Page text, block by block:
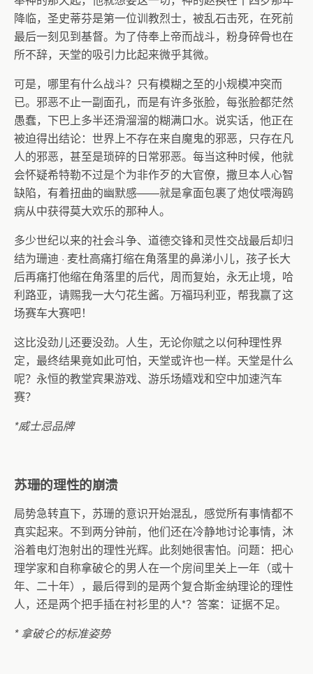
降临，圣史蒂芬是第一位训教烈士，被乱石击死，在死前
最后一刻见到基督。为了侍奉上帝而战斗，粉身碎骨也在
所不辞，天堂的吸引力比起来微乎其微。
可是，哪里有什么战斗？只有模糊之至的小规模冲突而
已。邪恶不止一副面孔，而是有许多张脸，每张脸都茫然
愚蠢，下巴上多半还滑溜溜的糊满口水。说实话，他正在
被迫得出结论：世界上不存在来自魔鬼的邪恶，只存在凡
人的邪恶，甚至是琐碎的日常邪恶。每当这种时候，他就
会怀疑希特勒不过是个为非作歹的大官僚，撒旦本人心智
缺陷，有着扭曲的幽默感——就是拿面包裹了炮仗喂海鸥
病从中获得莫大欢乐的那种人。
多少世纪以来的社会斗争、道德交锋和灵性交战最后却归
结为珊迪 · 麦杜高痛打缩在角落里的鼻涕小儿，孩子长大
后再痛打他缩在角落里的后代，周而复始，永无止境，哈
利路亚，请赐我一大勺花生酱。万福玛利亚，帮我赢了这
场赛车大赛吧！
这比没劲儿还要没劲。人生，无论你赋之以何种理性界
定，最终结果竟如此可怕，天堂或许也一样。天堂是什么
呢？永恒的教堂宾果游戏、游乐场嬉戏和空中加速汽车
赛？
*威士忌品牌
苏珊的理性的崩溃
局势急转直下，苏珊的意识开始混乱，感觉所有事情都不
真实起来。不到两分钟前，他们还在冷静地讨论事情，沐
浴着电灯泡射出的理性光辉。此刻她很害怕。问题：把心
理学家和自称拿破仑的男人在一个房间里关上一年（或十
年、二十年），最后得到的是两个复合斯金纳理论的理性
人，还是两个把手插在衬衫里的人*？答案：证据不足。
*拿破仑的标准姿势